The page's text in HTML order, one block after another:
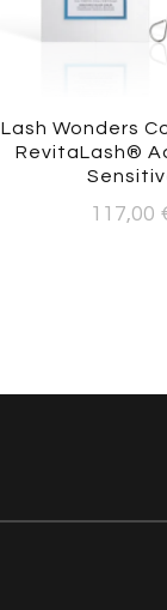
Lash Wonders
RevitaLash®
117,00